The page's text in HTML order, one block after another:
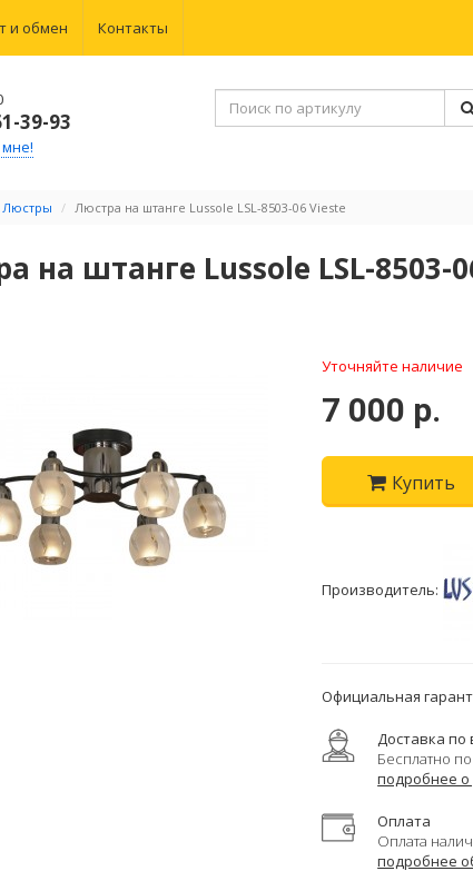
и обмен Контакты
39-93
Люстры Люстра на штанге Lussole LSL-8503-06 Vieste
на штанге Lussole LSL-8503-
Уточняйте наличие
7 000 р.
Купить
Производитель:
Официальная
Доставка по
Бесплатно
подробнее о
Оплата
Оплата
подробнее